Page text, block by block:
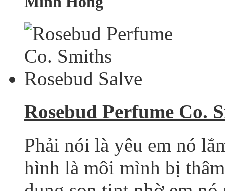
Rosebud Perfume Co.
Phải nói là yêu em nó
hình là môi mình bị